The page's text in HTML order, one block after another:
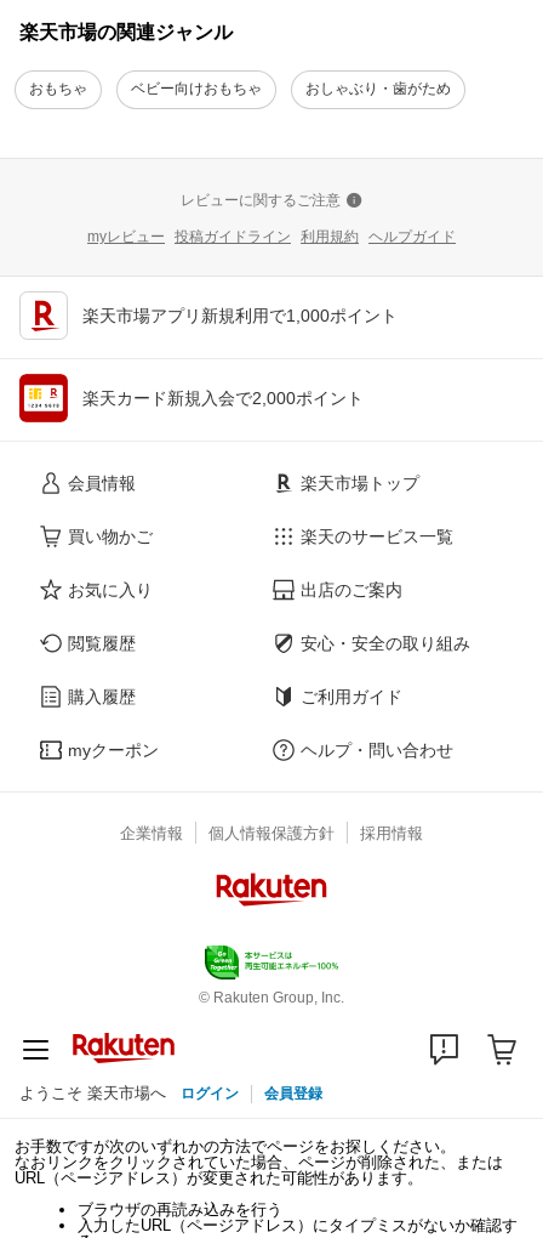
楽天市場の関連ジャンル
おもちゃ ベビー向けおもちゃ おしゃぶり・歯がため
レビューに関するご注意
myレビュー 投稿ガイドライン 利用規約 ヘルプガイド
楽天市場アプリ新規利用で1,000ポイント
楽天カード新規入会で2,000ポイント
会員情報
買い物かご
お気に入り
閲覧履歴
購入履歴
myクーポン
楽天市場トップ
楽天のサービス一覧
出店のご案内
安心・安全の取り組み
ご利用ガイド
ヘルプ・問い合わせ
企業情報 個人情報保護方針 採用情報
© Rakuten Group, Inc.
ようこそ 楽天市場へ ログイン 会員登録
お手数ですが次のいずれかの方法でページをお探しください。
なおリンクをクリックされていた場合、ページが削除された、または
URL（ページアドレス）が変更された可能性があります。
ブラウザの再読み込みを行う
入力したURL（ページアドレス）にタイプミスがないか確認す